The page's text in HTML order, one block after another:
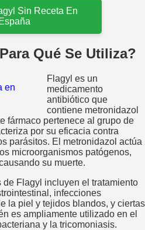
Sin Receta En
España
Qué Se Utiliza?
Flagyl es un
medicamento
antibiótico que
contiene metronidazol
fármaco pertenece al grupo de
por su eficacia contra
parásitos. El metronidazol actúa
microorganismos patógenos,
su muerte.
Flagyl incluyen el tratamiento
infecciones
la piel y tejidos blandos, y ciertas
es ampliamente utilizado en el
y la tricomoniasis.